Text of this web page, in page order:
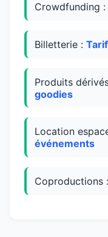
Crowdfunding :
Billetterie :
Produits
goodies
Location
événements
Coproductions :